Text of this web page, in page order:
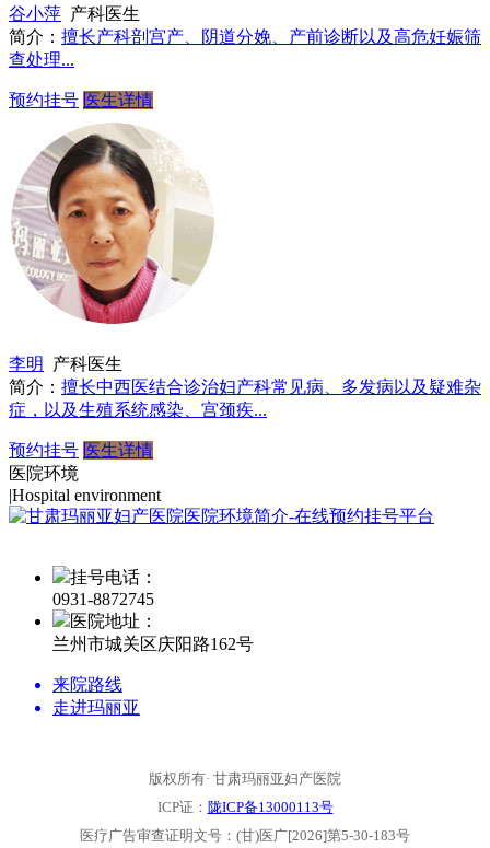
谷小萍 产科医生
简介： 擅长产科剖宫产、阴道分娩、产前诊断以及高危妊娠筛
查处理...
预约挂号 医生详情
李明
产科医生
简介： 擅长中西医结合诊治妇产科常见病、多发病以及疑难杂
症，以及生殖系统感染、宫颈疾...
预约挂号 医生详情
医院环境
|Hospital environment
挂号电话：
0931-8872745
医院地址：
兰州市城关区庆阳路162号
来院路线
走进玛丽亚
版权所有· 甘肃玛丽亚妇产医院
ICP证： 陇ICP备13000113号
医疗广告审查证明文号：(甘)医广[2026]第5-30-183号